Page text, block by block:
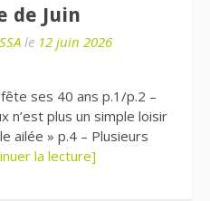
de Juin
le 12 juin 2026
ses 40 ans p.1/p.2 –
n’est plus un simple loisir
ailée » p.4 – Plusieurs
la lecture]